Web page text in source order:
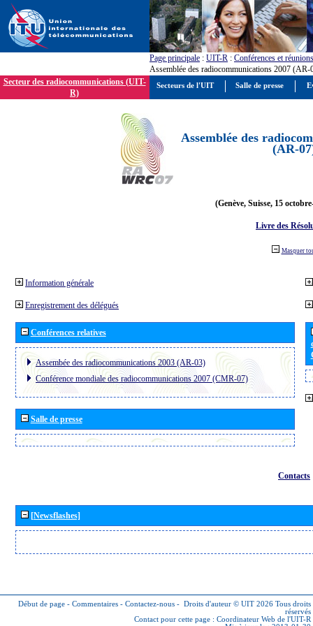
Page principale : UIT-R : Conférences et réunions
Assemblée des radiocommunications 2007 (AR-
Secteur des radiocommunications (UIT-
R)
Assemblée des
(AR-
(Genève, Suisse, 15
Livre des
Masquer
Information générale
Enregistrement des délégués
Conférences relatives
Assembée des radiocommunications 2003 (AR-03)
Conférence mondiale des radiocommunications 2007 (CMR-07)
Salle de presse
Contacts
[Newsflashes]
Début de page - Commentaires - Contactez-nous - Droits d'auteur © UIT 2026 Tous droits
réservés
Contact pour cette page : Coordinateur Web de l'UIT-R
Secteurs de l'UIT Salle de presse